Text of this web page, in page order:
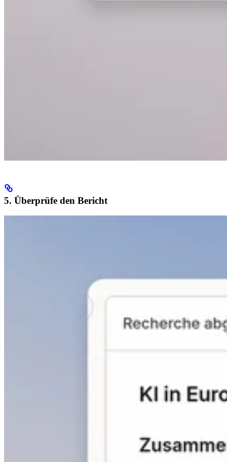
5. Überprüfe den Bericht